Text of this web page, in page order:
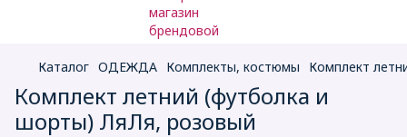
Каталог ОДЕЖДА Комплекты, костюмы Комплект
Комплект летний (футболка и
шорты) ЛяЛя, розовый